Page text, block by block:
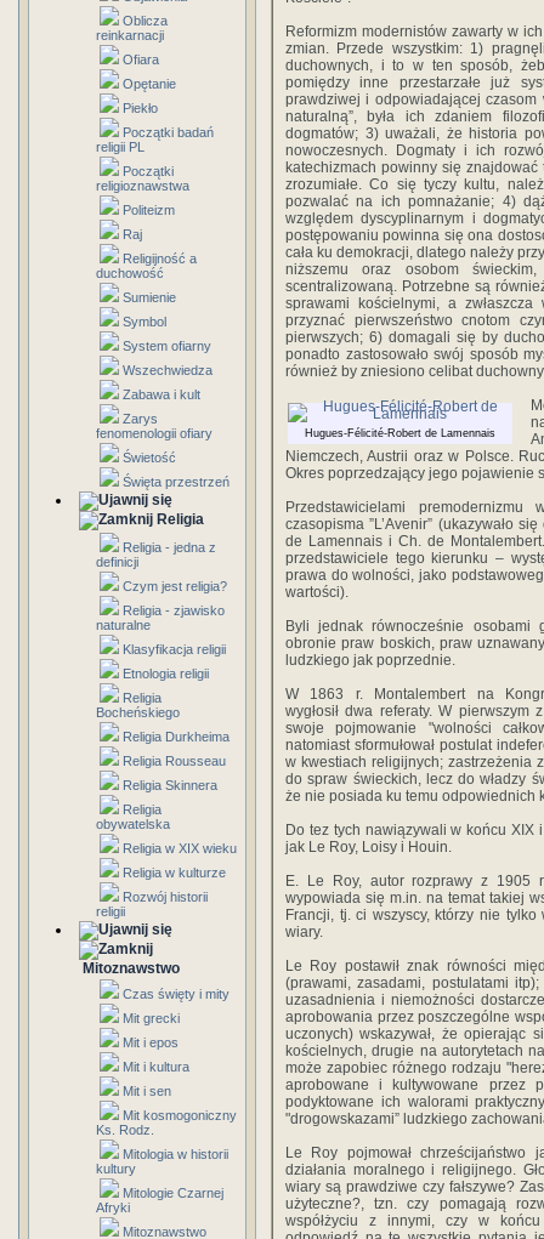
Oblicza
reinkarnacji
Ofiara
Opętanie
Piekło
Początki badań
religii PL
Początki
religioznawstwa
Politeizm
Raj
Religijność a
duchowość
Sumienie
Symbol
System ofiarny
Wszechwiedza
Zabawa i kult
Zarys
fenomenologii ofiary
Świetość
Święta przestrzeń
Religia
Religia - jedna z
definicji
Czym jest religia?
Religia - zjawisko
naturalne
Klasyfikacja religii
Etnologia religii
Religia
Bocheńskiego
Religia Durkheima
Religia Rousseau
Religia Skinnera
Religia
obywatelska
Religia w XIX wieku
Religia w kulturze
Rozwój historii
religii
Mitoznawstwo
Czas święty i mity
Mit grecki
Mit i epos
Mit i kultura
Mit i sen
Mit kosmogoniczny
Ks. Rodz.
Mitologia w historii
kultury
Mitologie Czarnej
Afryki
Mitoznawstwo
Reformizm modernistów zawarty w
zmian. Przede wszystkim: 1)
duchownych, i to w ten sposób,
pomiędzy inne przestarzałe już
prawdziwej i odpowiadającej czasom
naturalną”, była ich zdaniem
dogmatów; 3) uważali, że historia
nowoczesnych. Dogmaty i ich
katechizmach powinny się
zrozumiałe. Co się tyczy kultu,
pozwalać na ich pomnażanie; 4)
względem dyscyplinarnym i
postępowaniu powinna się ona
cała ku demokracji, dlatego należy
niższemu oraz osobom
scentralizowaną. Potrzebne są
sprawami kościelnymi, a
przyznać pierwszeństwo cnotom
pierwszych; 6) domagali się by
ponadto zastosowało swój sposób
również by zniesiono celibat
Hugues-Félicité-Robert de Lamennais
Niemczech, Austrii oraz w Polsce.
Okres poprzedzający jego pojawienie
Przedstawicielami
czasopisma ”L’Avenir” (ukazywało
de Lamennais i Ch. de
przedstawiciele tego kierunku –
prawa do wolności, jako
wartości).
Byli jednak równocześnie osobami
obronie praw boskich, praw
ludzkiego jak poprzednie.
W 1863 r. Montalembert na
wygłosił dwa referaty. W pierwszym
swoje pojmowanie "wolności
natomiast sformułował postulat
w kwestiach religijnych; zastrzeżenia
do spraw świeckich, lecz do władzy
że nie posiada ku temu odpowiednich
Do tez tych nawiązywali w końcu XIX
jak Le Roy, Loisy i Houin.
E. Le Roy, autor rozprawy z 1905
wypowiada się m.in. na temat takiej
Francji, tj. ci wszyscy, którzy nie
wiary.
Le Roy postawił znak równości
(prawami, zasadami, postulatami
uzasadnienia i niemożności
aprobowania przez poszczególne
uczonych) wskazywał, że opierając
kościelnych, drugie na autorytetach
może zapobiec różnego rodzaju
aprobowane i kultywowane przez
podyktowane ich walorami
"drogowskazami” ludzkiego
Le Roy pojmował chrześcijaństwo
działania moralnego i religijnego.
wiary są prawdziwe czy fałszywe?
użyteczne?, tzn. czy pomagają
współżyciu z innymi, czy w